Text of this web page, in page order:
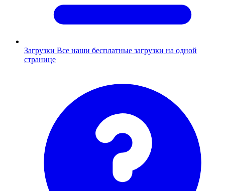
Загрузки Все наши бесплатные загрузки на одной
странице